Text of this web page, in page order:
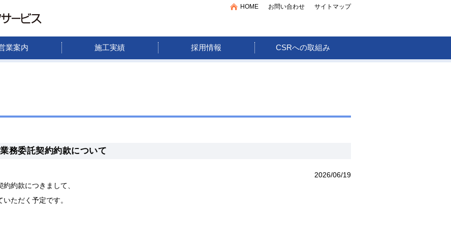
HOME お問い合わせ サイトマップ
業案内 施工実績 採用情報 CSRへの取組み
務委託契約約款について
2026/06/19
約款につきまして、
ただく予定です。